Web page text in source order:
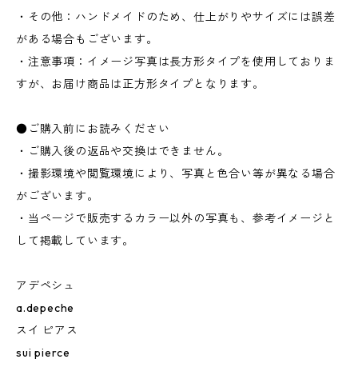
・その他：ハンドメイドのため、仕上がりやサイズには誤差
がある場合もございます。
・注意事項：イメージ写真は長方形タイプを使用しておりま
すが、お届け商品は正方形タイプとなります。
●ご購入前にお読みください
・ご購入後の返品や交換はできません。
・撮影環境や閲覧環境により、写真と色合い等が異なる場合
がございます。
・当ページで販売するカラー以外の写真も、参考イメージと
して掲載しています。
アデペシュ
a.depeche
スイ ピアス
sui pierce